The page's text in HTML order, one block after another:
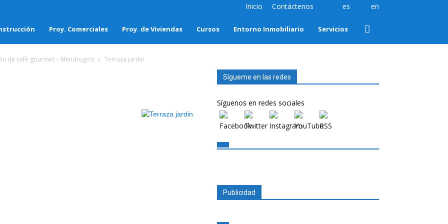
Inicio Contáctenos es en
Proy. Comerciales Proy. de Viviendas Cursos Entorno Inmobiliario Servicios
de café gourmet – Mendrugo’s Terraza jardin
Sígueme en las redes
Síguenos en redes sociales
Publicidad